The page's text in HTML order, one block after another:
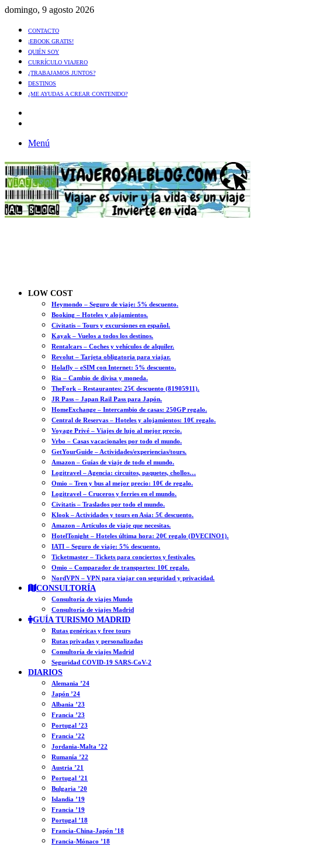
domingo, 9 agosto 2026
CONTACTO
¡EBOOK GRATIS!
QUIÉN SOY
CURRÍCULO VIAJERO
¿TRABAJAMOS JUNTOS?
DESTINOS
¿ME AYUDAS A CREAR CONTENIDO?
Menú
LOW COST
Heymondo – Seguro de viaje: 5% descuento.
Booking – Hoteles y alojamientos.
Civitatis – Tours y excursiones en español.
Kayak – Vuelos a todos los destinos.
Rentalcars – Coches y vehículos de alquiler.
Revolut – Tarjeta obligatoria para viajar.
Holafly – eSIM con Internet: 5% descuento.
Ria – Cambio de divisa y moneda.
TheFork – Restaurantes: 25€ descuento (81905911).
JR Pass – Japan Rail Pass para Japón.
HomeExchange – Intercambio de casas: 250GP regalo.
Central de Reservas – Hoteles y alojamientos: 10€ regalo.
Voyage Privé – Viajes de lujo al mejor precio.
Vrbo – Casas vacacionales por todo el mundo.
GetYourGuide – Actividades/experiencias/tours.
Amazon – Guías de viaje de todo el mundo.
Logitravel – Agencia: circuitos, paquetes, chollos…
Omio – Tren y bus al mejor precio: 10€ de regalo.
Logitravel – Cruceros y ferries en el mundo.
Civitatis – Traslados por todo el mundo.
Klook – Actividades y tours en Asia: 5€ descuento.
Amazon – Artículos de viaje que necesitas.
HotelTonight – Hoteles última hora: 20€ regalo (DVECINO1).
IATI – Seguro de viaje: 5% descuento.
Ticketmaster – Tickets para conciertos y festivales.
Omio – Comparador de transportes: 10€ regalo.
NordVPN – VPN para viajar con seguridad y privacidad.
CONSULTORÍA
Consultoría de viajes Mundo
Consultoría de viajes Madrid
GUÍA TURISMO MADRID
Rutas genéricas y free tours
Rutas privadas y personalizadas
Consultoría de viajes Madrid
Seguridad COVID-19 SARS-CoV-2
DIARIOS
Alemania ’24
Japón ’24
Albania ’23
Francia ’23
Portugal ’23
Francia ’22
Jordania-Malta ’22
Rumanía ’22
Austria ’21
Portugal ’21
Bulgaria ’20
Islandia ’19
Francia ’19
Portugal ’18
Francia-China-Japón ’18
Francia-Mónaco ’18